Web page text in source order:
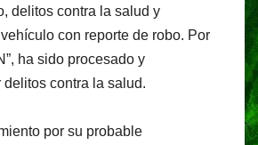
delitos contra la salud y
con reporte de robo. Por
ha sido procesado y
contra la salud.
por su probable